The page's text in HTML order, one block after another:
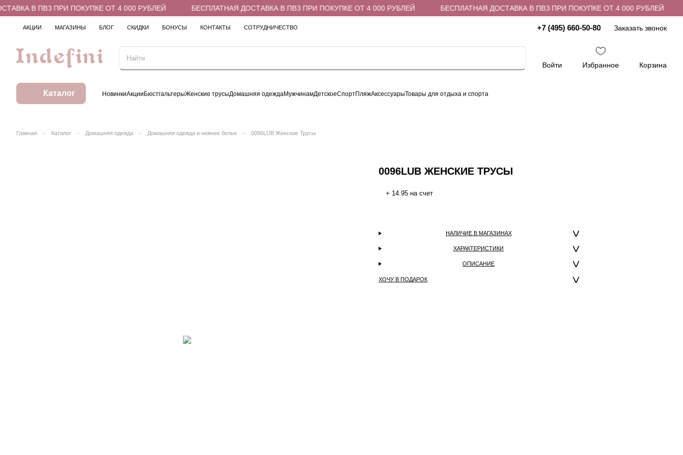
В ПВЗ ПРИ ПОКУПКЕ ОТ 4 000 РУБЛЕЙ БЕСПЛАТНАЯ ДОСТАВКА В ПВЗ ПРИ ПОКУПКЕ ОТ 4 000 РУБЛЕЙ БЕСПЛАТНАЯ ДОСТАВКА В ПВЗ ПРИ ПОКУПКЕ ОТ 4 000 РУБЛЕЙ
АКЦИИ МАГАЗИНЫ БЛОГ СКИДКИ БОНУСЫ КОНТАКТЫ СОТРУДНИЧЕСТВО +7 (495) 660-50-80 Заказать звонок
Войти Избранное Корзина
Каталог НовинкиАкцииБюстгальтерыЖенские трусыДомашняя одеждаМужчинамДетскоеСпортПляжАксессуарыТовары для отдыха и спорта
Главная – Каталог – Домашняя одежда – Домашняя одежда и нижнее белье – 0096LUB Женские Трусы
0096LUB ЖЕНСКИЕ ТРУСЫ
+ 14.95 на счет
НАЛИЧИЕ В МАГАЗИНАХ
ХАРАКТЕРИСТИКИ
ОПИСАНИЕ
ХОЧУ В ПОДАРОК